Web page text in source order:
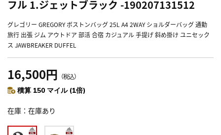
フル 1.ジェットブラック -190207131512
グレゴリー GREGORY ボストンバッグ 25L A4 2WAY ショルダーバッグ 通勤
旅行 出張 ジム アウトドア 部活 合宿 カジュアル 手提げ 斜め掛け ユニセック
ス JAWBREAKER DUFFEL
16,500円 （税込）
積算 150 マイル (1倍)
在庫 在庫あり